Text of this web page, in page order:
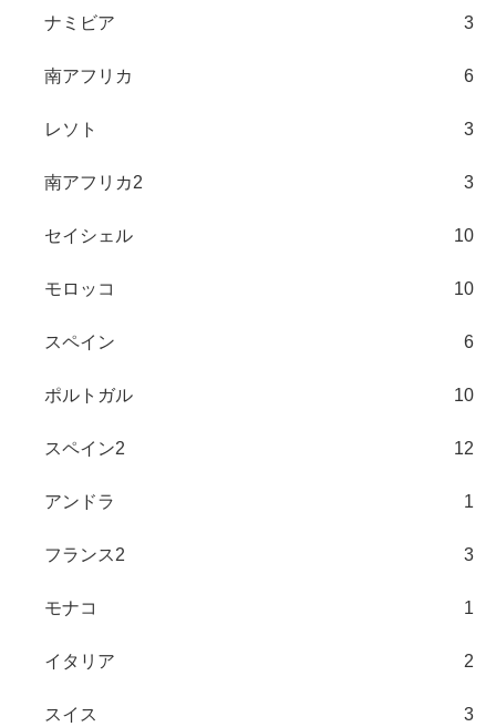
ナミビア 3
南アフリカ 6
レソト 3
南アフリカ2 3
セイシェル 10
モロッコ 10
スペイン 6
ポルトガル 10
スペイン2 12
アンドラ 1
フランス2 3
モナコ 1
イタリア 2
スイス 3